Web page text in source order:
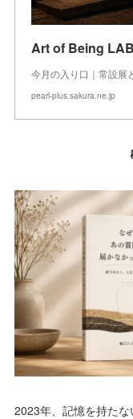
Art of Being
今月の入り口｜常設展
pearl-plus.sakura.ne.jp
2023年、記憶を持た